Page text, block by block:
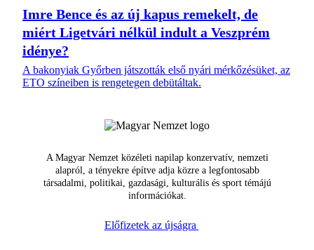
Imre Bence és az új kapus remekelt, de
miért Ligetvári nélkül indult a Veszprém
idénye?
A bakonyiak Győrben játszották első nyári mérkőzésüket, az
ETO színeiben is rengetegen debütáltak.
A Magyar Nemzet közéleti napilap konzervatív, nemzeti
alapról, a tényekre építve adja közre a legfontosabb
társadalmi, politikai, gazdasági, kulturális és sport témájú
információkat.
Előfizetek az újságra